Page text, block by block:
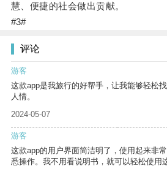
慧、便捷的社会做出贡献。
#3#
评论
游客
这款app是我旅行的好帮手，让我能够轻松
人情。
2024-05-07
游客
这款app的用户界面简洁明了，使用起来非
悉操作。我不用看说明书，就可以轻松使用